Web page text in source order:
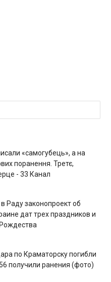
«самогубець», а на
поранення. Третє,
- 33 Канал
Раду законопроект об
дат трех праздников и
по Краматорску погибли
получили ранения (фото)